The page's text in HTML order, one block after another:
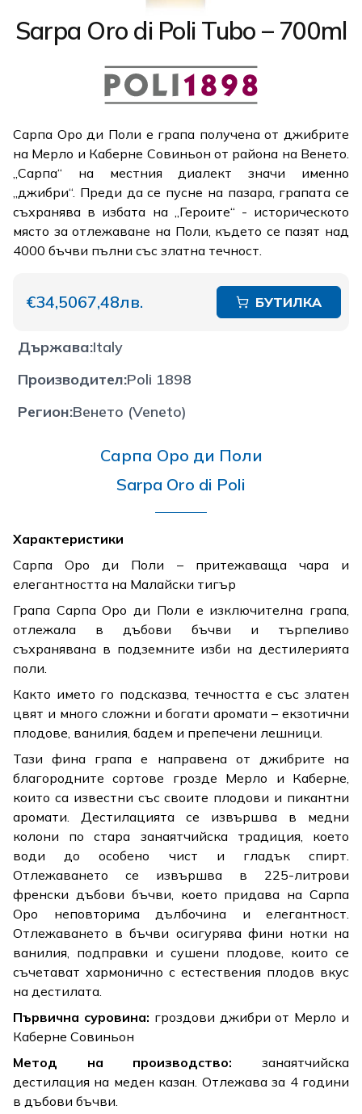
Sarpa Oro di Poli Tubo – 700ml
Сарпа Оро ди Поли е грапа получена от джибрите
на Мерло и Каберне Совиньон от района на Венето.
„Сарпа“ на местния диалект значи именно
„джибри“. Преди да се пусне на пазара, грапата се
съхранява в избата на „Героите“ - историческото
място за отлежаване на Поли, където се пазят над
4000 бъчви пълни със златна течност.
€34,5067,48лв. БУТИЛКА
Държава:Italy
Производител:Poli 1898
Регион:Венето (Veneto)
Сарпа Оро ди Поли
Sarpa Oro di Poli
Характеристики
Сарпа Оро ди Поли – притежаваща чара и
елегантността на Малайски тигър
Грапа Сарпа Оро ди Поли е изключителна грапа,
отлежала в дъбови бъчви и търпеливо
съхранявана в подземните изби на дестилерията
поли.
Както името го подсказва, течността е със златен
цвят и много сложни и богати аромати – екзотични
плодове, ванилия, бадем и препечени лешници.
Тази фина грапа е направена от джибрите на
благородните сортове грозде Мерло и Каберне,
които са известни със своите плодови и пикантни
аромати. Дестилацията се извършва в медни
колони по стара занаятчийска традиция, което
води до особено чист и гладък спирт.
Отлежаването се извършва в 225-литрови
френски дъбови бъчви, което придава на Сарпа
Оро неповторима дълбочина и елегантност.
Отлежаването в бъчви осигурява фини нотки на
ванилия, подправки и сушени плодове, които се
съчетават хармонично с естествения плодов вкус
на дестилата.
Първична суровина: гроздови джибри от Мерло и
Каберне Совиньон
Метод на производство: занаятчийска
дестилация на меден казан. Отлежава за 4 години
в дъбови бъчви.